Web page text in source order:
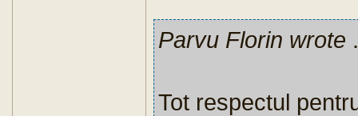
Parvu Florin wrote
Tot respectul